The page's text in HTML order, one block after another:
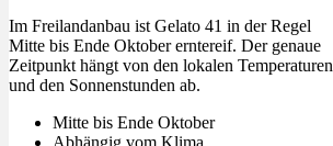
Im Freilandanbau ist Gelato 41 in der Regel
Mitte bis Ende Oktober erntereif. Der genaue
Zeitpunkt hängt von den lokalen Temperaturen
und den Sonnenstunden ab.
Mitte bis Ende Oktober